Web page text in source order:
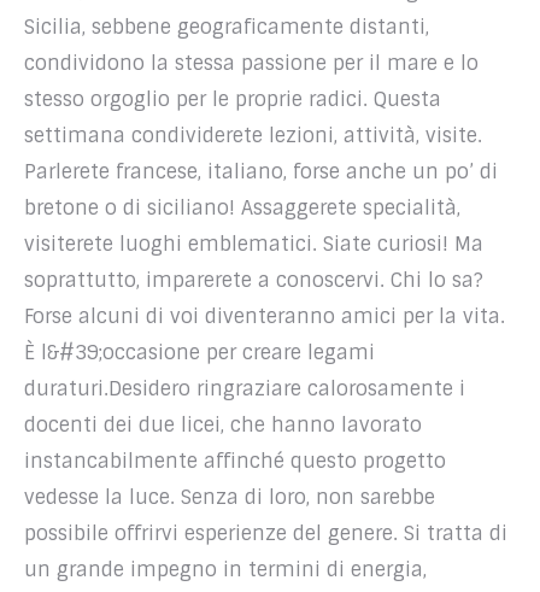
Sicilia, sebbene geograficamente distanti,
condividono la stessa passione per il mare e lo
stesso orgoglio per le proprie radici. Questa
settimana condividerete lezioni, attività, visite.
Parlerete francese, italiano, forse anche un po’ di
bretone o di siciliano! Assaggerete specialità,
visiterete luoghi emblematici. Siate curiosi! Ma
soprattutto, imparerete a conoscervi. Chi lo sa?
Forse alcuni di voi diventeranno amici per la vita.
È l&#39;occasione per creare legami
duraturi.Desidero ringraziare calorosamente i
docenti dei due licei, che hanno lavorato
instancabilmente affinché questo progetto
vedesse la luce. Senza di loro, non sarebbe
possibile offrirvi esperienze del genere. Si tratta di
un grande impegno in termini di energia,